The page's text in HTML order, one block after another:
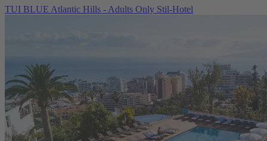
TUI BLUE Atlantic Hills - Adults Only Stil-Hotel